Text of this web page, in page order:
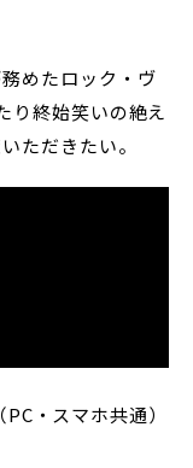
めたロック・ヴ
り終始笑いの絶え
ただきたい。
・スマホ共通）